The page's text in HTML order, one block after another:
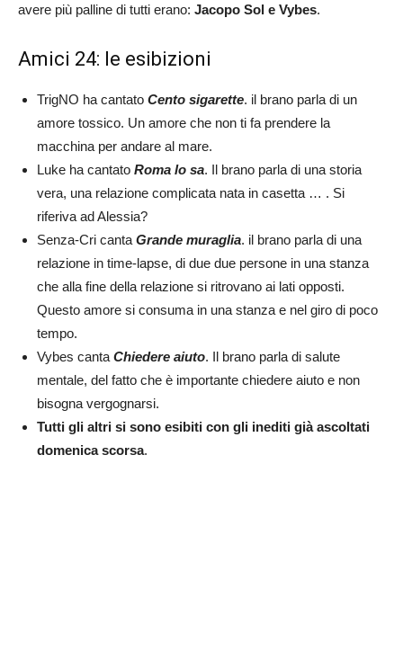
avere più palline di tutti erano: Jacopo Sol e Vybes.
Amici 24: le esibizioni
TrigNO ha cantato Cento sigarette. il brano parla di un
amore tossico. Un amore che non ti fa prendere la
macchina per andare al mare.
Luke ha cantato Roma lo sa. Il brano parla di una storia
vera, una relazione complicata nata in casetta … . Si
riferiva ad Alessia?
Senza-Cri canta Grande muraglia. il brano parla di una
relazione in time-lapse, di due due persone in una stanza
che alla fine della relazione si ritrovano ai lati opposti.
Questo amore si consuma in una stanza e nel giro di poco
tempo.
Vybes canta Chiedere aiuto. Il brano parla di salute
mentale, del fatto che è importante chiedere aiuto e non
bisogna vergognarsi.
Tutti gli altri si sono esibiti con gli inediti già ascoltati
domenica scorsa.